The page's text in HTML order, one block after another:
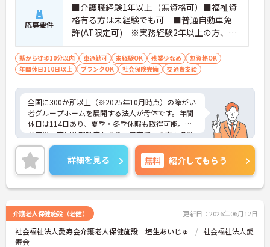
応募要件
■介護職経験1年以上（無資格可）■福祉資
格有る方は未経験でも可 ■普通自動車免
許(AT限定可) ※実務経験2年以上の方、障
がい者福祉に関する経験をお持ちの方大歓
迎
駅から徒歩10分以内 車通勤可 未経験OK 残業少なめ
無資格OK
年間休日110日以上
ブランクOK 社会保険完備 交通費支給
全国に300か所以上（※2025年10月時点）の障がい
者グループホームを展開する法人が母体です。年間
休日は114日あり、夏季・冬季休暇も取得可能。産
前産後・育児休暇制度もあり、子育て中の方も多数
活躍中で、ワークライフバランスを大切にしながら
働ける環境が整っています。研修制度や外部勉強会
の受講支援もあり、スキルアップもしっかりサポー
ト。将来的には管理者やエリアマネージャーへのキ
ャリアアップも目指せます。20代から60代まで幅広
の職場です。介護経験を活かしたい方、福祉の資格
をお持ちの方、安定した法人でキャリアを築きたい
方におすすめです。
詳細を見る 無料 紹介してもらう
介護老人保健施設（老健） 更新日：2026年06月12日
社会福祉法人愛寿会介護老人保健施設 垣生あいじゅ
社会福祉法人愛
寿会